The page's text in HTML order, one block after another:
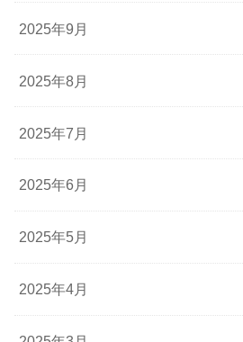
2025年9月
2025年8月
2025年7月
2025年6月
2025年5月
2025年4月